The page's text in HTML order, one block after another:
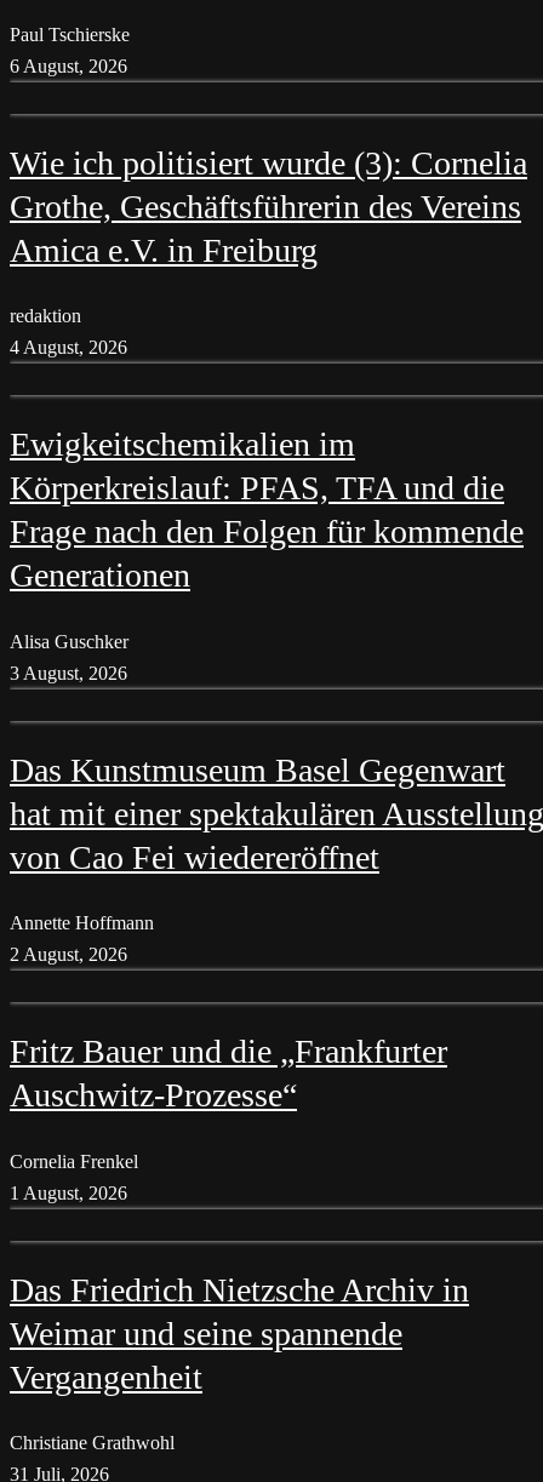
Paul Tschierske
6 August, 2026
Wie ich politisiert wurde (3): Cornelia
Grothe, Geschäftsführerin des Vereins
Amica e.V. in Freiburg
redaktion
4 August, 2026
Ewigkeitschemikalien im
Körperkreislauf: PFAS, TFA und die
Frage nach den Folgen für kommende
Generationen
Alisa Guschker
3 August, 2026
Das Kunstmuseum Basel Gegenwart
hat mit einer spektakulären Ausstellung
von Cao Fei wiedereröffnet
Annette Hoffmann
2 August, 2026
Fritz Bauer und die „Frankfurter
Auschwitz-Prozesse“
Cornelia Frenkel
1 August, 2026
Das Friedrich Nietzsche Archiv in
Weimar und seine spannende
Vergangenheit
Christiane Grathwohl
31 Juli, 2026